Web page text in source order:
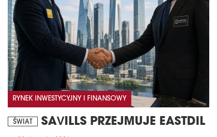
RYNEK INWESTYCYJNY I FINANSOWY
ŚWIAT SAVILLS PRZEJMUJE EASTDIL